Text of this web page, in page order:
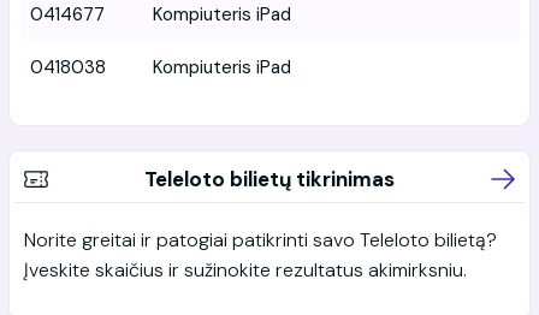
0414677 Kompiuteris iPad
0418038 Kompiuteris iPad
Teleloto bilietų tikrinimas
Norite greitai ir patogiai patikrinti savo Teleloto bilietą?
Įveskite skaičius ir sužinokite rezultatus akimirksniu.